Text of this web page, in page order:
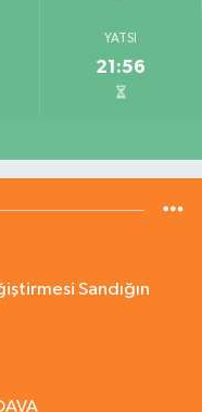
YATSI
21:56
Sandığın